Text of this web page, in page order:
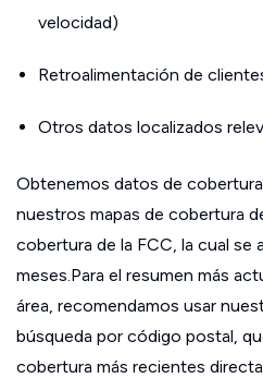
velocidad)
Retroalimentación de
Otros datos localizados
Obtenemos datos de
nuestros mapas de cobertura
cobertura de la FCC, la cual se
meses.Para el resumen más
área, recomendamos usar
búsqueda por código postal,
cobertura más recientes